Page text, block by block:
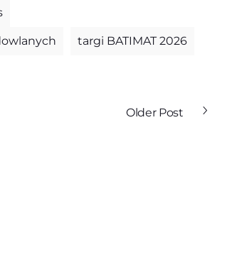
targi BATIMAT 2026
Older Post